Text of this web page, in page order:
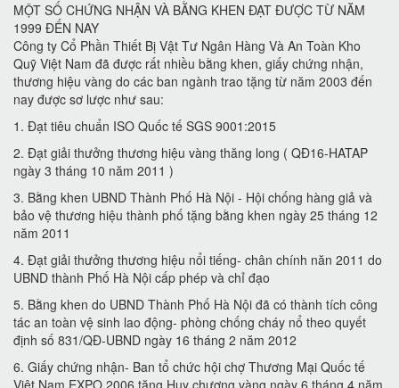
MỘT SỐ CHỨNG NHẬN VÀ BẰNG KHEN ĐẠT ĐƯỢC TỪ NĂM
1999 ĐẾN NAY
Công ty Cổ Phần Thiết Bị Vật Tư Ngân Hàng Và An Toàn Kho
Quỹ Việt Nam đã được rất nhiều bằng khen, giấy chứng nhận,
thương hiệu vàng do các ban ngành trao tặng từ năm 2003 đến
nay được sơ lược như sau:
1. Đạt tiêu chuẩn ISO Quốc tế SGS 9001:2015
2. Đạt giải thưởng thương hiệu vàng thăng long ( QĐ16-HATAP
ngày 3 tháng 10 năm 2011 )
3. Bằng khen UBND Thành Phố Hà Nội - Hội chống hàng giả và
bảo vệ thương hiệu thành phố tặng bằng khen ngày 25 tháng 12
năm 2011
4. Đạt giải thưởng thương hiệu nổi tiếng- chân chính năn 2011 do
UBND thành Phố Hà Nội cấp phép và chỉ đạo
5. Bằng khen do UBND Thành Phố Hà Nội đã có thành tích công
tác an toàn vệ sinh lao động- phòng chống cháy nổ theo quyết
định số 831/QĐ-UBND ngày 16 tháng 2 năm 2012
6. Giấy chứng nhận- Ban tổ chức hội chợ Thương Mại Quốc tế